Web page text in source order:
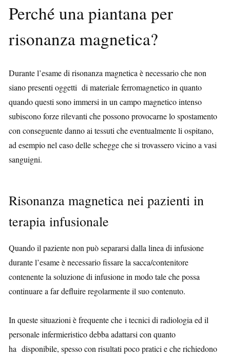
Perché una piantana per
risonanza magnetica?
Durante l’esame di risonanza magnetica è necessario che non
siano presenti oggetti di materiale ferromagnetico in quanto
quando questi sono immersi in un campo magnetico intenso
subiscono forze rilevanti che possono provocarne lo spostamento
con conseguente danno ai tessuti che eventualmente li ospitano,
ad esempio nel caso delle schegge che si trovassero vicino a vasi
sanguigni.
Risonanza magnetica nei pazienti in
terapia infusionale
Quando il paziente non può separarsi dalla linea di infusione
durante l’esame è necessario fissare la sacca/contenitore
contenente la soluzione di infusione in modo tale che possa
continuare a far defluire regolarmente il suo contenuto.
In queste situazioni è frequente che i tecnici di radiologia ed il
personale infermieristico debba adattarsi con quanto
ha disponibile, spesso con risultati poco pratici e che richiedono